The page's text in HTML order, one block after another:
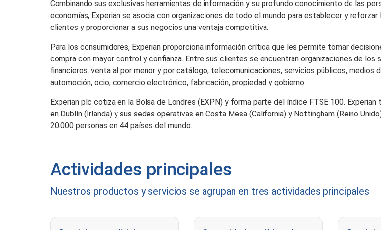
Combinando sus exclusivas herramientas de información y su profundo conocimiento de las
economías, Experian se asocia con organizaciones de todo el mundo para establecer y reforzar
clientes y proporcionar a sus negocios una ventaja competitiva.
Para los consumidores, Experian proporciona información crítica que les permite tomar
compra con mayor control y confianza. Entre sus clientes se encuentran organizaciones de los
financieros, venta al por menor y por catálogo, telecomunicaciones, servicios públicos, medios
automoción, ocio, comercio electrónico, fabricación, propiedad y gobierno.
Experian plc cotiza en la Bolsa de Londres (EXPN) y forma parte del índice FTSE 100.
en Dublín (Irlanda) y sus sedes operativas en Costa Mesa (California) y Nottingham (Reino
20.000 personas en 44 países del mundo.
Actividades principales
Nuestros productos y servicios se agrupan en tres actividades principales